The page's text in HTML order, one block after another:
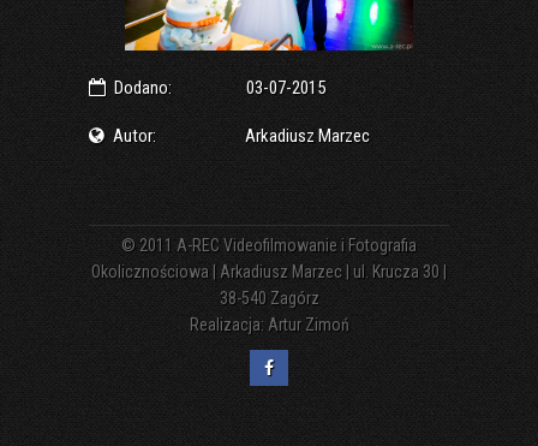
Dodano: 03-07-2015
Autor: Arkadiusz Marzec
© 2011 A-REC Videofilmowanie i Fotografia
Okolicznościowa | Arkadiusz Marzec | ul. Krucza 30 |
38-540 Zagórz
Realizacja: Artur Zimoń